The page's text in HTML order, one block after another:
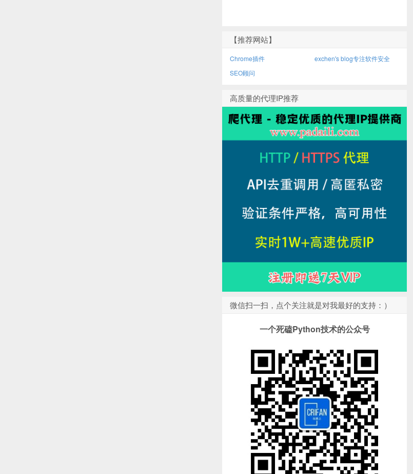
【推荐网站】
Chrome插件
exchen's blog专注软件安全
SEO顾问
高质量的代理IP推荐
微信扫一扫，点个关注就是对我最好的支持：）
一个死磕Python技术的公众号